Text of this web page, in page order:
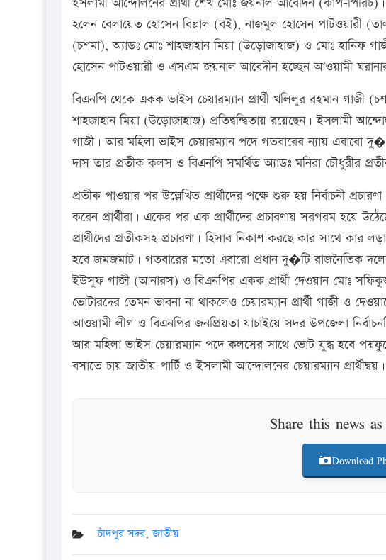
হলেন বেলায়েত হোসেন বিল্লাল (বই), নাজমুল হোসেন
(চশমা), অ্যাডঃ মোঃ শাহজাহান মিয়া (উড়োজাহাজ) ও মোঃ হানিফ
হোসেন পাটওয়ারী ও এসএম জয়নাল আবেদীন হচ্ছেন আওয়ামী
বিএনপি থেকে একক ভাইস চেয়ারম্যান প্রার্থী খলিলুর রহমান গাজী
শাহজাহান মিয়া (উড়োজাহাজ) প্রতিদ্বন্দ্বিতায় রয়েছেন। ইসলামী
গাজী। আর মহিলা ভাইস চেয়ারম্যান পদে গতবারের ন্যায়
দাস তার প্রতীক কলস ও বিএনপি সমর্থিত অ্যাডঃ মনিরা চৌধুরীর
প্রতীক পাওয়ার পর উল্লেখিত প্রার্থীদের পক্ষে শুরু হয় নির্বাচনী
করেন প্রার্থীরা। একের পর এক প্রার্থীদের প্রচারণায় সরগরম হয়ে
প্রার্থীদের প্রতীকসহ প্রচারণা। হিসাব নিকাশ করছে কার সাথে কার
হবে জমজমাট। গতবারের মতো এবারো প্রধান দু�টি রাজনৈতিক দলের
ইউসুফ গাজী (আনারস) ও বিএনপির একক প্রার্থী দেওয়ান মোঃ
ভোটারদের তেমন ভাবনা না থাকলেও চেয়ারম্যান প্রার্থী গাজী ও
আওয়ামী লীগ ও বিএনপির জনপ্রিয়তা যাচাইয়ে সদর উপজেলা
আর মহিলা ভাইস চেয়ারম্যান পদে কলসের সাথে ভোট যুদ্ধ হবে
বসাতে চায় জাতীয় পার্টি ও ইসলামী আন্দোলনের চেয়ারম্যান
Share this news
Download
চাঁদপুর সদর,জাতীয়